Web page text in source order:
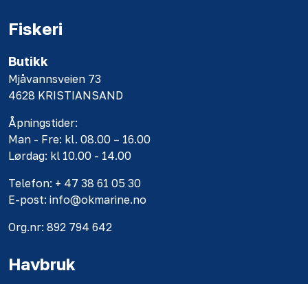
Fiskeri
Butikk
Mjåvannsveien 73
4628 KRISTIANSAND
Åpningstider:
Man - Fre: kl. 08.00 – 16.00
Lørdag: kl 10.00 - 14.00
Telefon: + 47 38 61 05 30
E-post: info@okmarine.no
Org.nr: 892 794 642
Havbruk